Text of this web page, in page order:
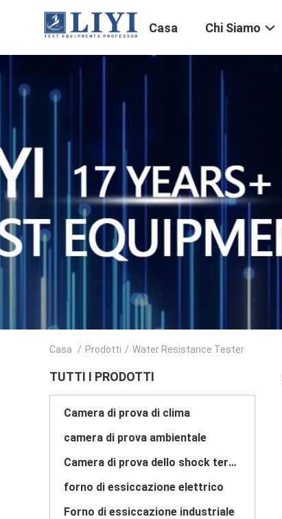
Casa Chi Siamo
Casa / Prodotti / Water Resistance Tester
TUTTI I PRODOTTI
Camera di prova di clima
camera di prova ambientale
Camera di prova dello shock termico
forno di essiccazione elettrico
Forno di essiccazione industriale